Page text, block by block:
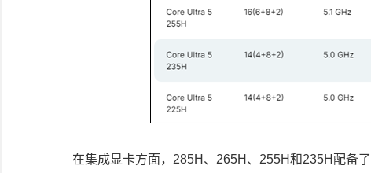
在集成显卡方面，285H、265H、255H和235H配备